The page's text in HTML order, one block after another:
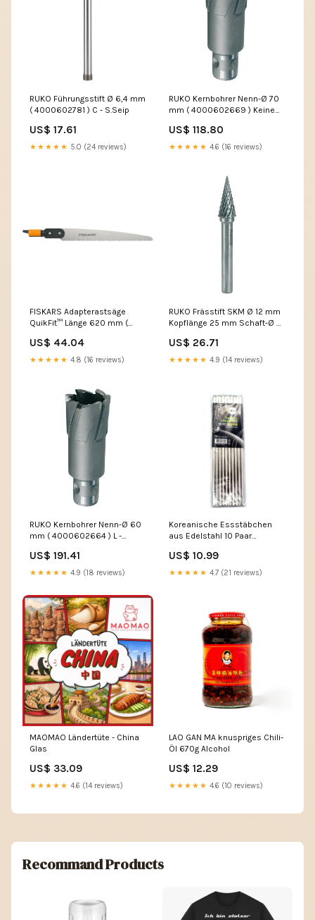
RUKO Führungsstift Ø 6,4 mm
( 4000602781 ) C - S.Seip
US$ 17.61
★★★★★ 5.0 (24 reviews)
RUKO Kernbohrer Nenn-Ø 70
mm ( 4000602669 ) Keine
US$ 118.80
★★★★★ 4.6 (16 reviews)
FISKARS Adapterastsäge
QuikFit™ Länge 620 mm (
US$ 44.04
★★★★★ 4.8 (16 reviews)
RUKO Frässtift SKM Ø 12 mm
Kopflänge 25 mm Schaft-Ø 6
s.dabhe
US$ 26.71
★★★★★ 4.9 (14 reviews)
RUKO Kernbohrer Nenn-Ø 60
mm ( 4000602664 ) L -
US$ 191.41
★★★★★ 4.9 (18 reviews)
Koreanische Essstäbchen
aus Edelstahl 10 Paar
US$ 10.99
★★★★★ 4.7 (21 reviews)
MAOMAO Ländertüte - China
Glas
US$ 33.09
★★★★★ 4.6 (14 reviews)
LAO GAN MA knuspriges Chili-
Öl 670g Alcohol
US$ 12.29
★★★★★ 4.6 (10 reviews)
Recommand Products